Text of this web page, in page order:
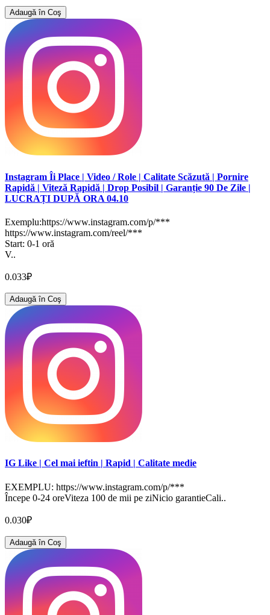
Adaugă în Coş
Instagram Îi Place | Video / Role | Calitate Scăzută | Pornire
Rapidă | Viteză Rapidă | Drop Posibil | Garanție 90 De Zile |
LUCRAȚI DUPĂ ORA 04.10
Exemplu:https://www.instagram.com/p/***
https://www.instagram.com/reel/***
Start: 0-1 oră
V..
0.033₽
Adaugă în Coş
IG Like | Cel mai ieftin | Rapid | Calitate medie
EXEMPLU: https://www.instagram.com/p/***
Începe 0-24 oreViteza 100 de mii pe ziNicio garantieCali..
0.030₽
Adaugă în Coş